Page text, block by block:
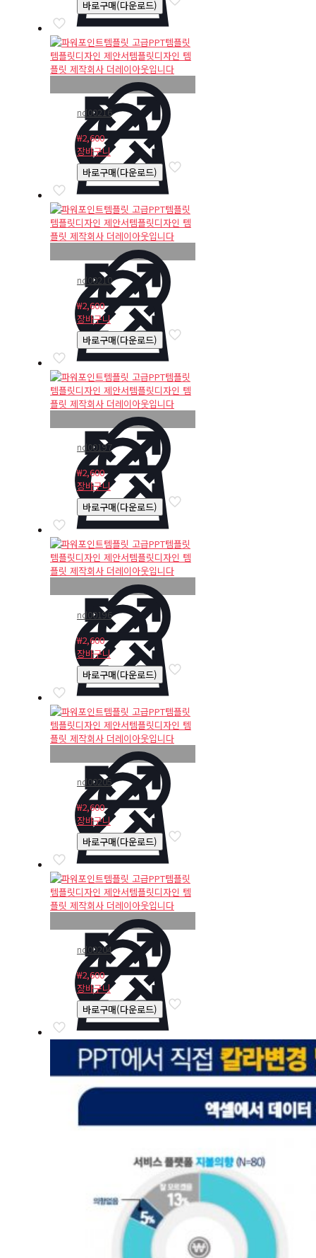
격:
₩2,600.
격:
₩2,340.
바로구매(다운로드)
nd00216
₩2,600
장바구니
바로구매(다운로드)
nd00210
₩2,600
장바구니
바로구매(다운로드)
nd00197
₩2,600
장바구니
바로구매(다운로드)
nd00196
₩2,600
장바구니
바로구매(다운로드)
nd00205
₩2,600
장바구니
바로구매(다운로드)
nd00204
₩2,600
장바구니
바로구매(다운로드)